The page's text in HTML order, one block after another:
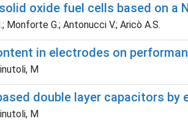
oxide fuel cells based on a
Monforte G.; Antonucci V.; Aricò A.S.
in electrodes on
M
double layer capacitors
M